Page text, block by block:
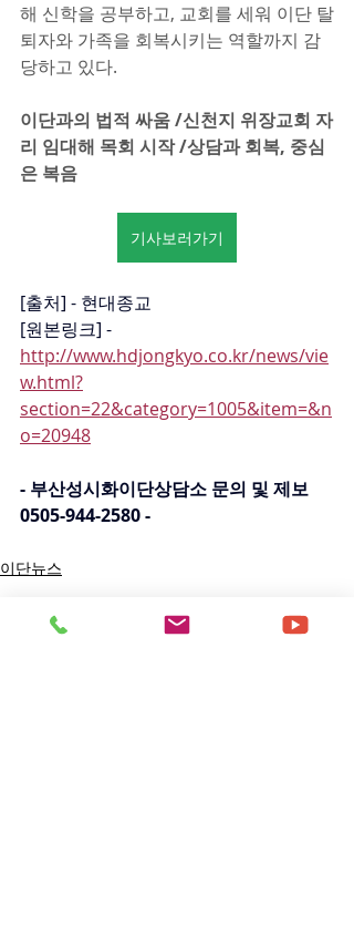
해 신학을 공부하고, 교회를 세워 이단 탈
퇴자와 가족을 회복시키는 역할까지 감
당하고 있다.
이단과의 법적 싸움 /신천지 위장교회 자
리 임대해 목회 시작 /상담과 회복, 중심
은 복음
기사보러가기
[출처] - 현대종교
[원본링크] -
http://www.hdjongkyo.co.kr/news/vie
w.html?
section=22&category=1005&item=&n
o=20948
- 부산성시화이단상담소 문의 및 제보
0505-944-2580 -
이단뉴스